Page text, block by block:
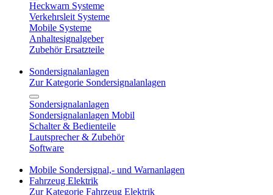
Heckwarn Systeme
Verkehrsleit Systeme
Mobile Systeme
Anhaltesignalgeber
Zubehör Ersatzteile
Sondersignalanlagen
Zur Kategorie Sondersignalanlagen
Sondersignalanlagen
Sondersignalanlagen Mobil
Schalter & Bedienteile
Lautsprecher & Zubehör
Software
Mobile Sondersignal,- und Warnanlagen
Fahrzeug Elektrik
Zur Kategorie Fahrzeug Elektrik